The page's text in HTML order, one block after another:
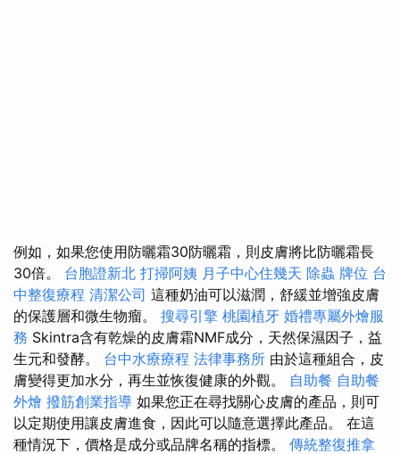
例如，如果您使用防曬霜30防曬霜，則皮膚將比防曬霜長
30倍。 台胞證新北 打掃阿姨 月子中心住幾天 除蟲 牌位 台
中整復療程 清潔公司 這種奶油可以滋潤，舒緩並增強皮膚
的保護層和微生物瘤。 搜尋引擎 桃園植牙 婚禮專屬外燴服
務 Skintra含有乾燥的皮膚霜NMF成分，天然保濕因子，益
生元和發酵。 台中水療療程 法律事務所 由於這種組合，皮
膚變得更加水分，再生並恢復健康的外觀。 自助餐 自助餐
外燴 撥筋創業指導 如果您正在尋找關心皮膚的產品，則可
以定期使用讓皮膚進食，因此可以隨意選擇此產品。 在這
種情況下，價格是成分或品牌名稱的指標。 傳統整復推拿